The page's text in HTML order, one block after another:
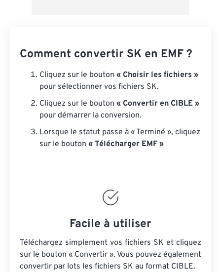
Comment convertir SK en EMF ?
Cliquez sur le bouton « Choisir les fichiers »
pour sélectionner vos fichiers SK.
Cliquez sur le bouton « Convertir en CIBLE »
pour démarrer la conversion.
Lorsque le statut passe à « Terminé », cliquez
sur le bouton « Télécharger EMF »
Facile à utiliser
Téléchargez simplement vos fichiers SK et cliquez
sur le bouton « Convertir ». Vous pouvez également
convertir par lots les fichiers SK au format CIBLE.